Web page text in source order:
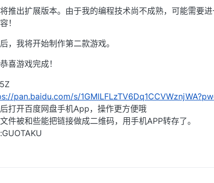
推出扩展版本。由于我的编程技术尚不成熟，可能需要
！
，我将开始制作第二款游戏。
喜游戏完成！
pan.baidu.com/s/
打开百度网盘手机App，操作更方便哦
件被和些能把链接做成二维码，用手机APP转存了。